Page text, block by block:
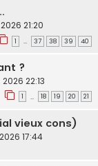
21:20
1 … 37 38 39 40
?
22:13
1 … 18 19 20 21
vieux cons)
17:44